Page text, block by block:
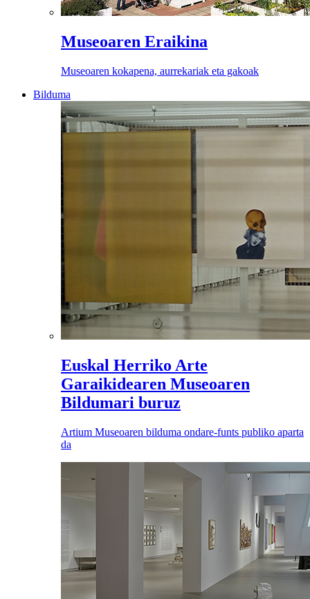
Museoaren Eraikina
Museoaren kokapena, aurrekariak eta gakoak
Bilduma
Euskal Herriko Arte
Garaikidearen Museoaren
Bildumari buruz
Artium Museoaren bilduma ondare-funts publiko aparta
da